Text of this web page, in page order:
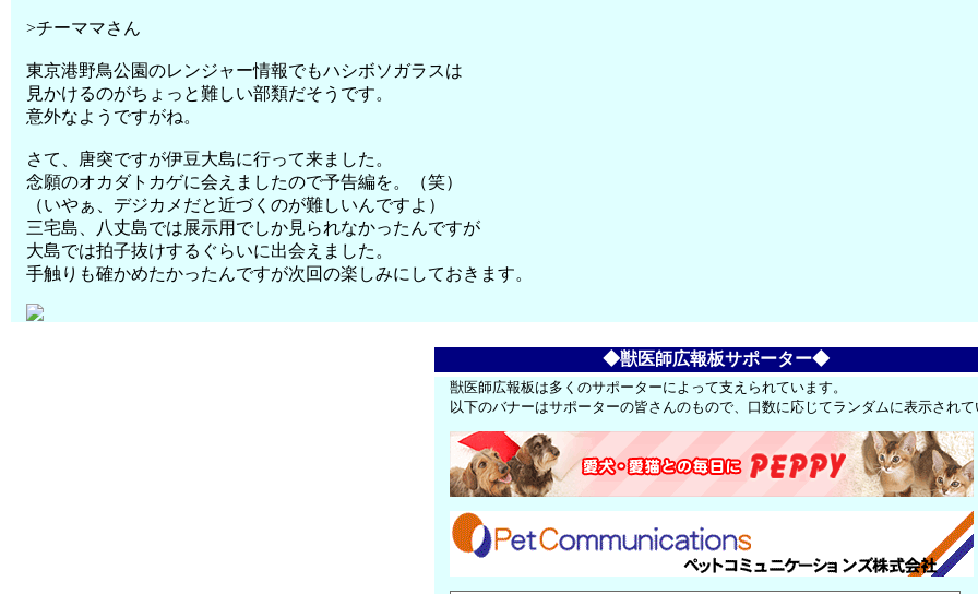
>チーママさん
東京港野鳥公園のレンジャー情報でもハシボソガラスは
見かけるのがちょっと難しい部類だそうです。
意外なようですがね。
さて、唐突ですが伊豆大島に行って来ました。
念願のオカダトカゲに会えましたので予告編を。（笑）
（いやぁ、デジカメだと近づくのが難しいんですよ）
三宅島、八丈島では展示用でしか見られなかったんですが
大島では拍子抜けするぐらいに出会えました。
手触りも確かめたかったんですが次回の楽しみにしておきます。
◆獣医師広報板サポーター◆
獣医師広報板は多くのサポーターによって支えられています。
以下のバナーはサポーターの皆さんのもので、口数に応じてランダムに表示され